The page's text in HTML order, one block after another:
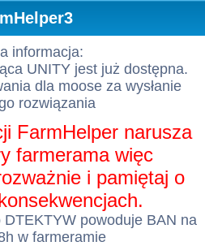
informacja:
UNITY jest już dostępna.
dla moose za wysłanie
rozwiązania
FarmHelper narusza
farmerama więc
i pamiętaj o
powoduje BAN na
w farmeramie